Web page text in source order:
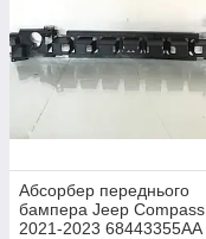
Абсорбер переднього
бампера Jeep Compass
2021-2023 68443355AA